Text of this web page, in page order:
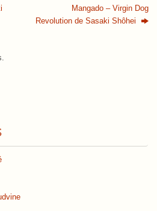
Mangado – Virgin Dog
Revolution de Sasaki Shôhei